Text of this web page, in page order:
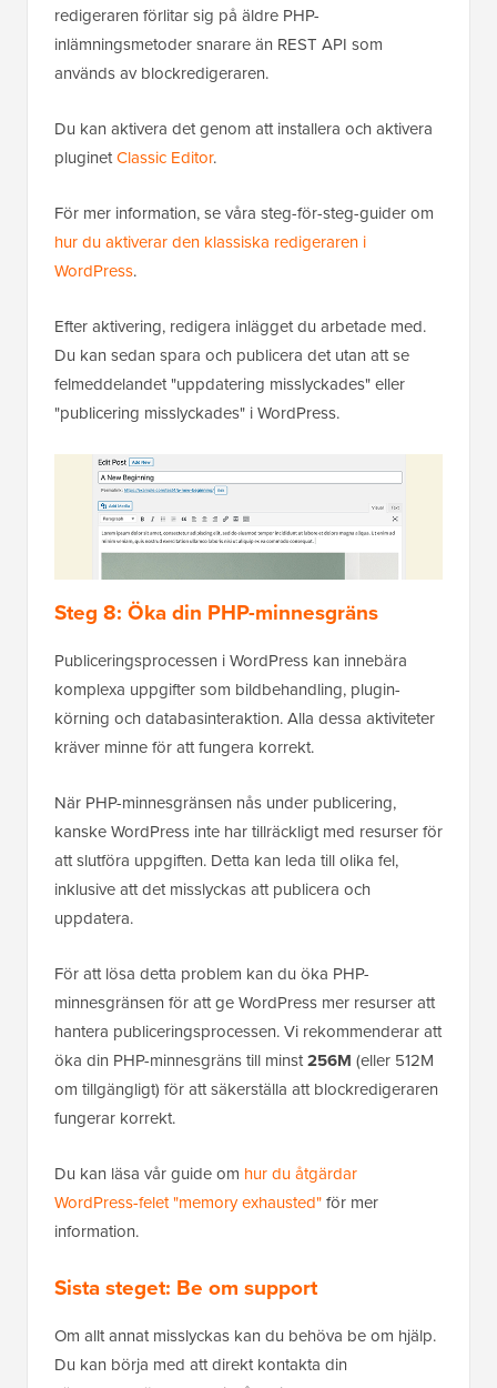
redigeraren förlitar sig på äldre PHP-
inlämningsmetoder snarare än REST API som
används av blockredigeraren.
Du kan aktivera det genom att installera och aktivera
pluginetClassic Editor.
För mer information, se våra steg-för-steg-guider om
hur du aktiverar den klassiska redigeraren i
WordPress.
Efter aktivering, redigera inlägget du arbetade med.
Du kan sedan spara och publicera det utan att se
felmeddelandet "uppdatering misslyckades" eller
"publicering misslyckades" i WordPress.
Steg 8: Öka din PHP-minnesgräns
Publiceringsprocessen i WordPress kan innebära
komplexa uppgifter som bildbehandling, plugin-
körning och databasinteraktion. Alla dessa aktiviteter
kräver minne för att fungera korrekt.
När PHP-minnesgränsen nås under publicering,
kanske WordPress inte har tillräckligt med resurser för
att slutföra uppgiften. Detta kan leda till olika fel,
inklusive att det misslyckas att publicera och
uppdatera.
För att lösa detta problem kan du öka PHP-
minnesgränsen för att ge WordPress mer resurser att
hantera publiceringsprocessen. Vi rekommenderar att
öka din PHP-minnesgräns till minst256M (eller 512M
om tillgängligt) för att säkerställa att blockredigeraren
fungerar korrekt.
Du kan läsa vår guide om hur du åtgärdar
WordPress-felet "memory exhausted"för mer
information.
Sista steget: Be om support
Om allt annat misslyckas kan du behöva be om hjälp.
Du kan börja med att direkt kontakta din